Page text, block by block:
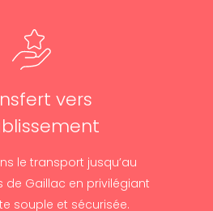
vers
le transport jusqu’au
de Gaillac en privilégiant
souple et sécurisée.